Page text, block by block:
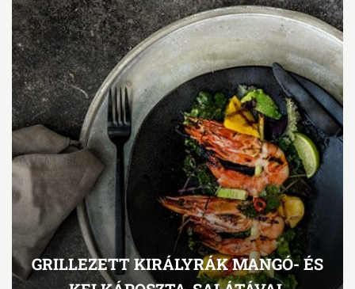
GRILLEZETT KIRÁLYRÁK MANGÓ- ÉS